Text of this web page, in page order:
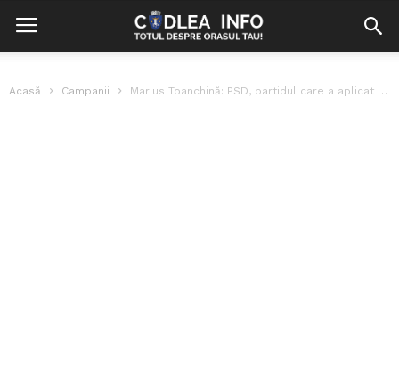
Acasă Campanii Marius Toanchină: PSD, partidul care a aplicat principiul ,,Fără Penali în Funcții...